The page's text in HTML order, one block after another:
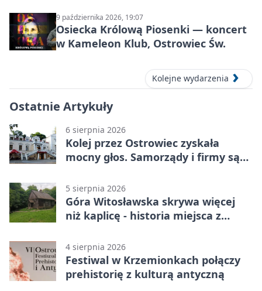
9 października 2026, 19:07
Osiecka Królową Piosenki — koncert
w Kameleon Klub, Ostrowiec Św.
Kolejne wydarzenia
Ostatnie Artykuły
6 sierpnia 2026
Kolej przez Ostrowiec zyskała
mocny głos. Samorządy i firmy są
5 sierpnia 2026
Góra Witosławska skrywa więcej
niż kaplicę - historia miejsca z
4 sierpnia 2026
Festiwal w Krzemionkach połączy
prehistorię z kulturą antyczną